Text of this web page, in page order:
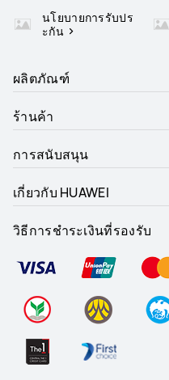
นโยบายการรับปร
ะกัน
ผลิตภัณฑ์
ร้านค้า
การสนับสนุน
เกี่ยวกับ HUAWEI
วิธีการชำระเงินที่รองรับ